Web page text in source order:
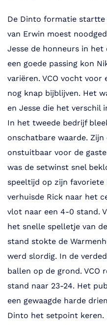
De Dinto formatie
van Erwin moest
Jesse de honneurs in
een goede passing kon
variëren. VCO vocht
nog knap bijblijven. Het
en Jesse die het verschil
In het tweede bedrijf
onschatbare waarde.
onstuitbaar voor de
was de setwinst snel
speeltijd op zijn
verhuisde Rick naar het
vlot naar een 4-0 stand.
het snelle spelletje van
stand stokte de
werd slordig. In de
ballen op de grond. VCO
stand naar 23-24. Het
een gewaagde harde
Dinto het setpoint keren.